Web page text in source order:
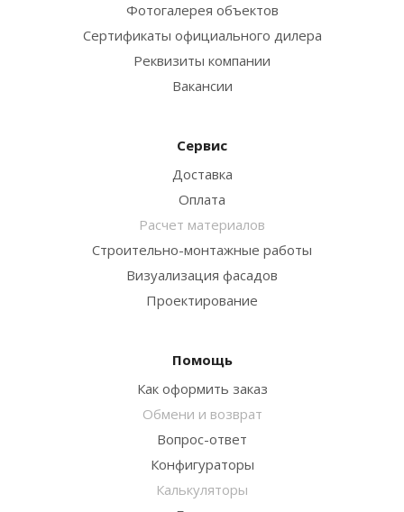
Фотогалерея объектов
Сертификаты официального дилера
Реквизиты компании
Вакансии
Сервис
Доставка
Оплата
Расчет материалов
Строительно-монтажные работы
Визуализация фасадов
Проектирование
Помощь
Как оформить заказ
Обмени и возврат
Вопрос-ответ
Конфигураторы
Калькуляторы